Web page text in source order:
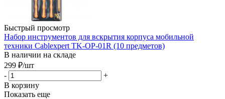
Быстрый просмотр
Набор инструментов для вскрытия корпуса мобильной
техники Cablexpert TK-OP-01R (10 предметов)
В наличии на складе
299 ₽/шт
-
+
В корзину
Показать еще